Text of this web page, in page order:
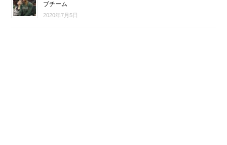
ブチーム
2020年7月5日